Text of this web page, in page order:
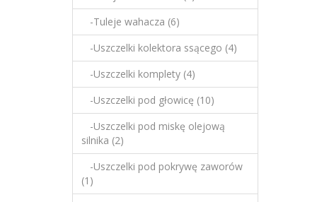
-Tuleje wahacza (6)
-Uszczelki kolektora ssącego (4)
-Uszczelki komplety (4)
-Uszczelki pod głowicę (10)
-Uszczelki pod miskę olejową
silnika (2)
-Uszczelki pod pokrywę zaworów
(1)